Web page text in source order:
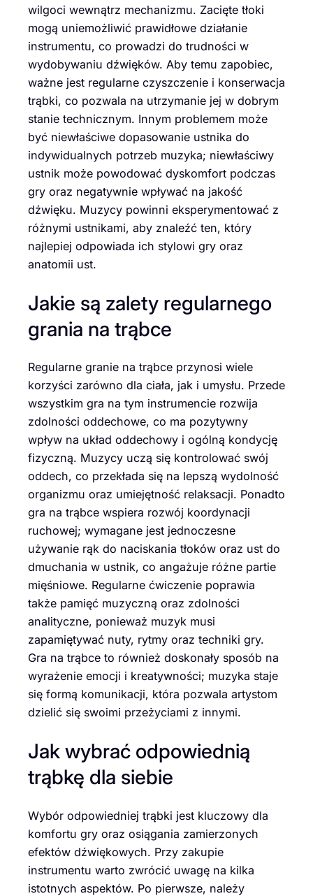
wilgoci wewnątrz mechanizmu. Zacięte tłoki
mogą uniemożliwić prawidłowe działanie
instrumentu, co prowadzi do trudności w
wydobywaniu dźwięków. Aby temu zapobiec,
ważne jest regularne czyszczenie i konserwacja
trąbki, co pozwala na utrzymanie jej w dobrym
stanie technicznym. Innym problemem może
być niewłaściwe dopasowanie ustnika do
indywidualnych potrzeb muzyka; niewłaściwy
ustnik może powodować dyskomfort podczas
gry oraz negatywnie wpływać na jakość
dźwięku. Muzycy powinni eksperymentować z
różnymi ustnikami, aby znaleźć ten, który
najlepiej odpowiada ich stylowi gry oraz
anatomii ust.
Jakie są zalety regularnego
grania na trąbce
Regularne granie na trąbce przynosi wiele
korzyści zarówno dla ciała, jak i umysłu. Przede
wszystkim gra na tym instrumencie rozwija
zdolności oddechowe, co ma pozytywny
wpływ na układ oddechowy i ogólną kondycję
fizyczną. Muzycy uczą się kontrolować swój
oddech, co przekłada się na lepszą wydolność
organizmu oraz umiejętność relaksacji. Ponadto
gra na trąbce wspiera rozwój koordynacji
ruchowej; wymagane jest jednoczesne
używanie rąk do naciskania tłoków oraz ust do
dmuchania w ustnik, co angażuje różne partie
mięśniowe. Regularne ćwiczenie poprawia
także pamięć muzyczną oraz zdolności
analityczne, ponieważ muzyk musi
zapamiętywać nuty, rytmy oraz techniki gry.
Gra na trąbce to również doskonały sposób na
wyrażenie emocji i kreatywności; muzyka staje
się formą komunikacji, która pozwala artystom
dzielić się swoimi przeżyciami z innymi.
Jak wybrać odpowiednią
trąbkę dla siebie
Wybór odpowiedniej trąbki jest kluczowy dla
komfortu gry oraz osiągania zamierzonych
efektów dźwiękowych. Przy zakupie
instrumentu warto zwrócić uwagę na kilka
istotnych aspektów. Po pierwsze, należy